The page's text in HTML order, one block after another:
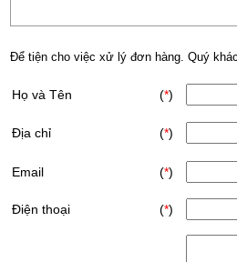
Để tiện cho việc xử lý đơn hàng. Quý
Họ và Tên (*)
Địa chỉ (*)
Email (*)
Điện thoại (*)